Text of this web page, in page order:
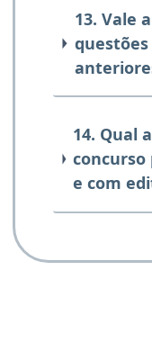
13. Vale
14. Qual
e com